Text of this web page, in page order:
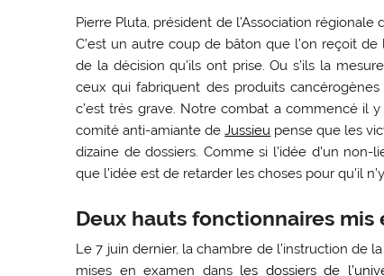
Pierre Pluta, président de l’Association
C’est un autre coup de bâton que l’on reçoit
de la décision qu’ils ont prise. Ou s’ils la
ceux qui fabriquent des produits
c’est très grave. Notre combat a commencé il
comité anti-amiante deJussieu pense que les
dizaine de dossiers. Comme si l’idée d’un
que l’idée est de retarder les choses pour qu’il
Deux hauts fonctionnaires mis
Le 7 juin dernier, la chambre de l’instruction de
mises en examen dans les dossiers de